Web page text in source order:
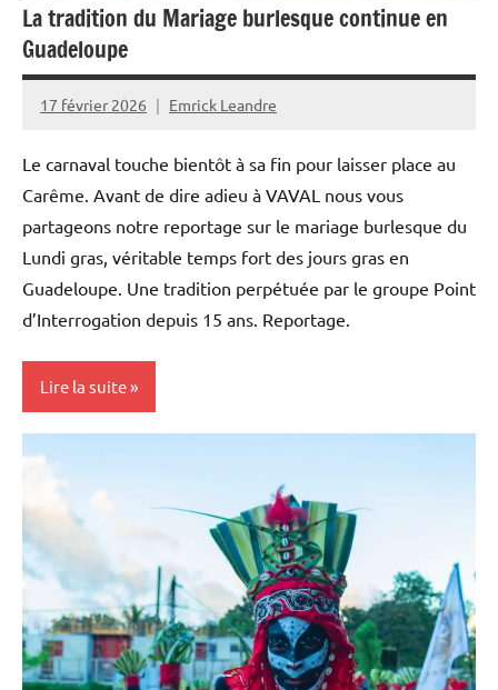
La tradition du Mariage burlesque continue en
Guadeloupe
17 février 2026 Emrick Leandre
Le carnaval touche bientôt à sa fin pour laisser place au
Carême. Avant de dire adieu à VAVAL nous vous
partageons notre reportage sur le mariage burlesque du
Lundi gras, véritable temps fort des jours gras en
Guadeloupe. Une tradition perpétuée par le groupe Point
d’Interrogation depuis 15 ans. Reportage.
Lire la suite
Antilles-
Guyane
Blog
Caraïbe
Guadeloupe
Histoire